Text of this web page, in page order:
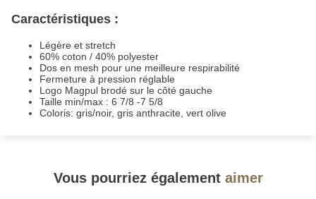
Caractéristiques :
Légère et stretch
60% coton / 40% polyester
Dos en mesh pour une meilleure respirabilité
Fermeture à pression réglable
Logo Magpul brodé sur le côté gauche
Taille min/max : 6 7/8 -7 5/8
Coloris: gris/noir, gris anthracite, vert olive
Vous pourriez également aimer